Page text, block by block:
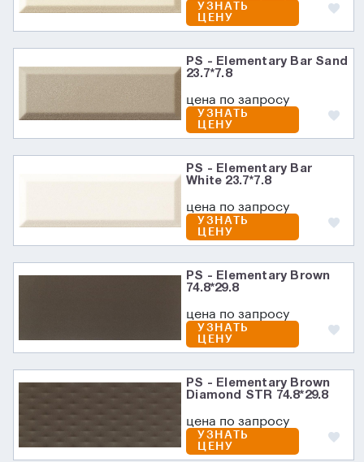
УЗНАТЬ
ЦЕНУ
PS - Elementary Bar Sand
23.7*7.8
цена по запросу
УЗНАТЬ
ЦЕНУ
PS - Elementary Bar
White 23.7*7.8
цена по запросу
УЗНАТЬ
ЦЕНУ
PS - Elementary Brown
74.8*29.8
цена по запросу
УЗНАТЬ
ЦЕНУ
PS - Elementary Brown
Diamond STR 74.8*29.8
цена по запросу
УЗНАТЬ
ЦЕНУ